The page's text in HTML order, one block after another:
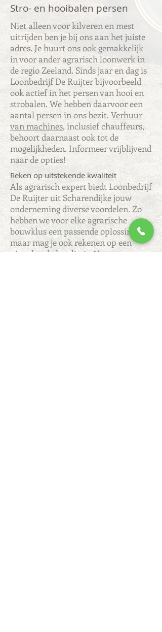
Stro- en hooibalen persen
Niet alleen voor kilveren en mest
uitrijden ben je bij ons aan het juiste
adres. Je huurt ons ook gemakkelijk
in voor ander agrarisch loonwerk in
de regio Zeeland. Sinds jaar en dag is
Loonbedrijf De Ruijter bijvoorbeeld
ook actief in het persen van hooi en
strobalen. We hebben daarvoor een
aantal persen in ons bezit. Verhuur
van machines, inclusief chauffeurs,
behoort daarnaast ook tot de
mogelijkheden. Informeer vrijblijvend
naar de opties!
Reken op uitstekende kwaliteit
Als agrarisch expert biedt Loonbedrijf
De Ruijter uit Scharendijke jouw
onderneming diverse voordelen. Zo
hebben we voor elke agrarische
bouwklus een passende oplossing,
maar mag je ook rekenen op een
uitstekende kwaliteit. Neemcontact